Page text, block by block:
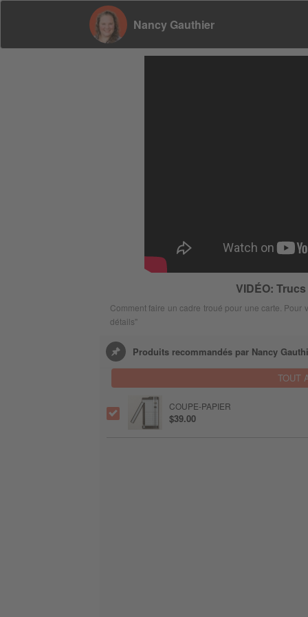
Nancy Gauthier
VIDÉO:
Comment faire un cadre troué pour une carte.
détails"
Produits recommandés par Nancy
TOUT
COUPE-PAPIER
$39.00